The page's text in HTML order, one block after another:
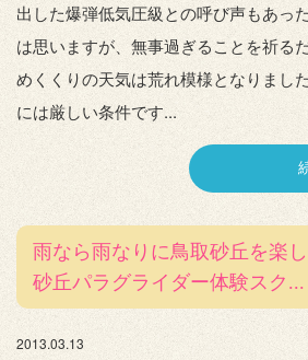
出した爆弾低気圧級との呼び声もあっ
は思いますが、無事過ぎることを祈る
めくくりの天気は荒れ模様となりまし
には厳しい条件です...
雨なら雨なりに鳥取砂丘を楽
砂丘パラグライダー体験スク...
2013.03.13